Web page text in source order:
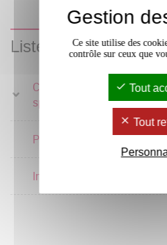
Liste des
Choix parcours
spécialisés
Préparation au stage
Informatique dédiée
Gestion
Ce site utilise des
contrôle sur ceux que
Tout
Tout